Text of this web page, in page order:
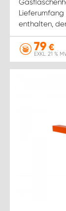
enthalten,
79 €
EXKL. 21 %